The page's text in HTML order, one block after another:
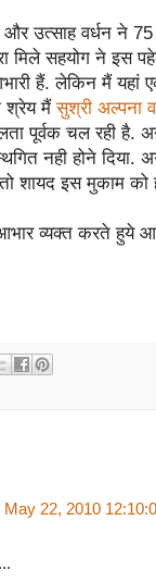
और उत्साह वर्धन ने
मिले सहयोग ने इस
हैं. लेकिन मैं यहां
श्रेय मैंसुश्री अल्पना
पूर्वक चल रही है.
नही होने
तो शायद इस मुकाम
आभार व्यक्त करते हुये
May 22, 2010